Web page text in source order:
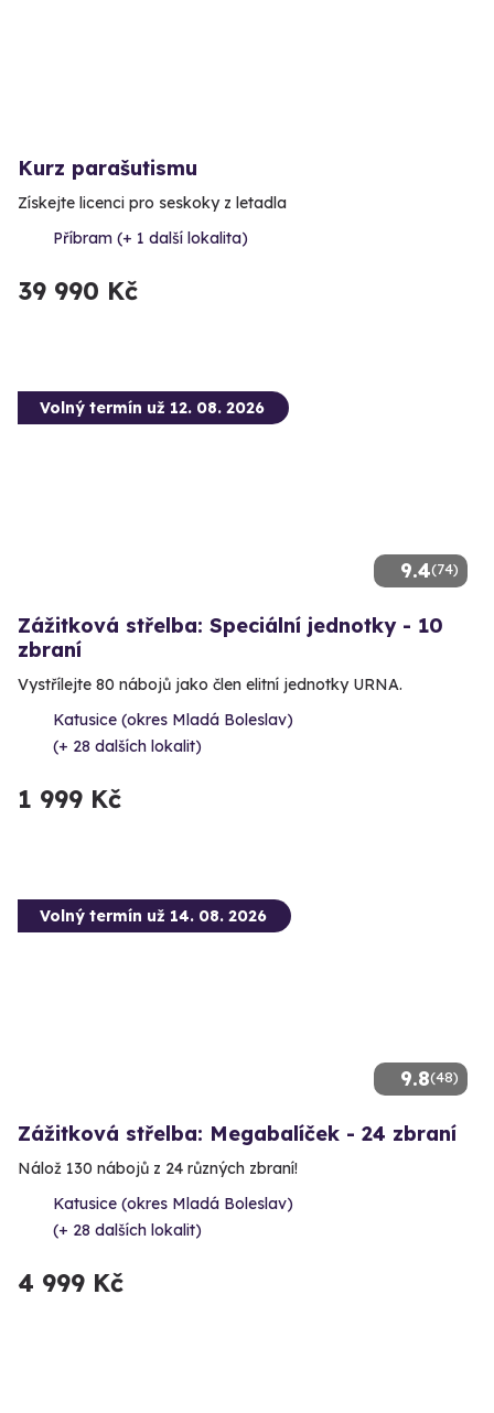
Kurz parašutismu
Získejte licenci pro seskoky z letadla
Příbram (+ 1 další lokalita)
39 990 Kč
9.4(74)
Volný termín už 12. 08. 2026
Zážitková střelba: Speciální jednotky - 10
zbraní
Vystřílejte 80 nábojů jako člen elitní jednotky URNA.
Katusice (okres Mladá Boleslav)
(+ 28 dalších lokalit)
1 999 Kč
9.8(48)
Volný termín už 14. 08. 2026
Zážitková střelba: Megabalíček - 24 zbraní
Nálož 130 nábojů z 24 různých zbraní!
Katusice (okres Mladá Boleslav)
(+ 28 dalších lokalit)
4 999 Kč